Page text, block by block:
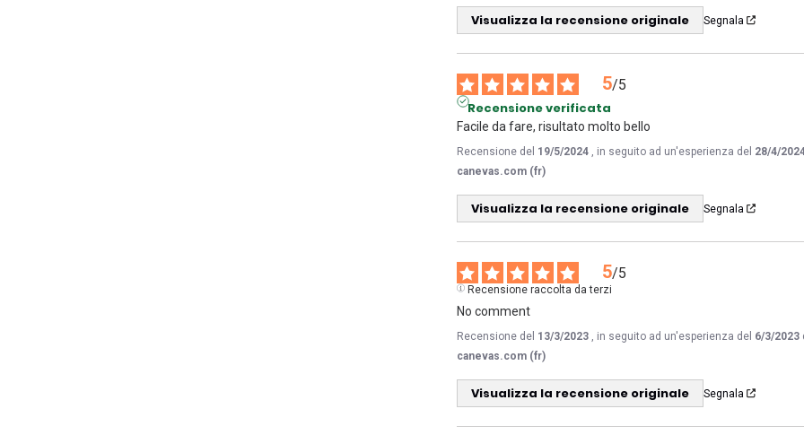
Visualizza la recensione originale Segnala
5/5
Recensione verificata
Facile da fare, risultato molto bello
Recensione del 19/5/2024 , in seguito ad un'esperienza del 28/4/
canevas.com (fr)
Visualizza la recensione originale Segnala
5/5
Recensione raccolta da terzi
No comment
Recensione del 13/3/2023 , in seguito ad un'esperienza del 6/3/2023
canevas.com (fr)
Visualizza la recensione originale Segnala